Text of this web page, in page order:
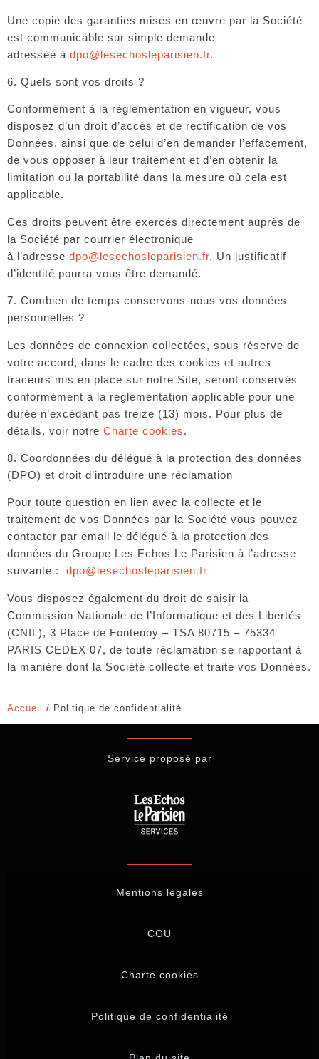
Une copie des garanties mises en œuvre par la Société
est communicable sur simple demande
adressée à dpo@lesechosleparisien.fr.
6. Quels sont vos droits ?
Conformément à la règlementation en vigueur, vous
disposez d’un droit d’accès et de rectification de vos
Données, ainsi que de celui d’en demander l’effacement,
de vous opposer à leur traitement et d’en obtenir la
limitation ou la portabilité dans la mesure où cela est
applicable.
Ces droits peuvent être exercés directement auprès de
la Société par courrier électronique
à l’adresse dpo@lesechosleparisien.fr. Un justificatif
d’identité pourra vous être demandé.
7. Combien de temps conservons-nous vos données
personnelles ?
Les données de connexion collectées, sous réserve de
votre accord, dans le cadre des cookies et autres
traceurs mis en place sur notre Site, seront conservés
conformément à la réglementation applicable pour une
durée n’excédant pas treize (13) mois. Pour plus de
détails, voir notre Charte cookies.
8. Coordonnées du délégué à la protection des données
(DPO) et droit d’introduire une réclamation
Pour toute question en lien avec la collecte et le
traitement de vos Données par la Société vous pouvez
contacter par email le délégué à la protection des
données du Groupe Les Echos Le Parisien à l’adresse
suivante : dpo@lesechosleparisien.fr
Vous disposez également du droit de saisir la
Commission Nationale de l’Informatique et des Libertés
(CNIL), 3 Place de Fontenoy – TSA 80715 – 75334
PARIS CEDEX 07, de toute réclamation se rapportant à
la manière dont la Société collecte et traite vos Données.
Accueil / Politique de confidentialité
Service proposé par
Mentions légales
CGU
Charte cookies
Politique de confidentialité